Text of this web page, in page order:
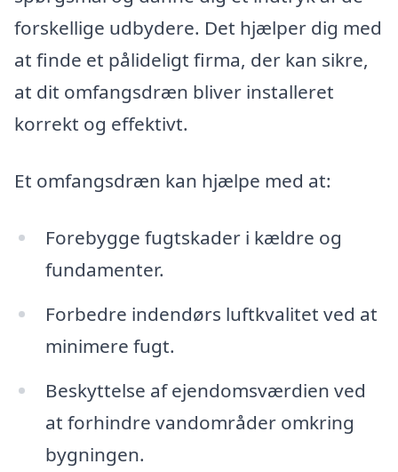
forskellige udbydere. Det hjælper dig med
at finde et pålideligt firma, der kan sikre,
at dit omfangsdræn bliver installeret
korrekt og effektivt.
Et omfangsdræn kan hjælpe med at:
Forebygge fugtskader i kældre og
fundamenter.
Forbedre indendørs luftkvalitet ved at
minimere fugt.
Beskyttelse af ejendomsværdien ved
at forhindre vandområder omkring
bygningen.